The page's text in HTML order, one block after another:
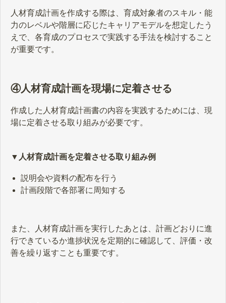
人材育成計画を作成する際は、育成対象者のスキル・能
力のレベルや階層に応じたキャリアモデルを想定したう
えで、各育成のプロセスで実践する手法を検討すること
が重要です。
④人材育成計画を現場に定着させる
作成した人材育成計画書の内容を実践するためには、現
場に定着させる取り組みが必要です。
▼人材育成計画を定着させる取り組み例
説明会や資料の配布を行う
計画段階で各部署に周知する
また、人材育成計画を実行したあとは、計画どおりに進
行できているか進捗状況を定期的に確認して、評価・改
善を繰り返すことも重要です。